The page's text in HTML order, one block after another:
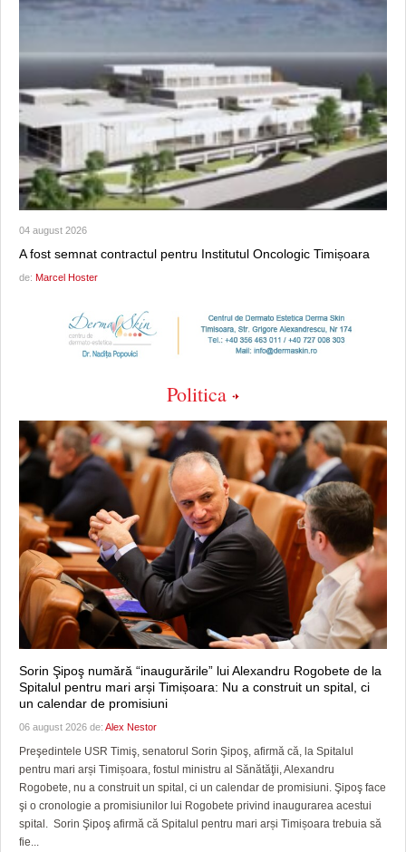
04 august 2026
A fost semnat contractul pentru Institutul Oncologic Timișoara
de: Marcel Hoster
Politica
Sorin Şipoş numără “inaugurările” lui Alexandru Rogobete de la
Spitalul pentru mari arși Timișoara: Nu a construit un spital, ci
un calendar de promisiuni
06 august 2026 de: Alex Nestor
Preşedintele USR Timiş, senatorul Sorin Şipoş, afirmă că, la Spitalul
pentru mari arși Timișoara, fostul ministru al Sănătăţii, Alexandru
Rogobete, nu a construit un spital, ci un calendar de promisiuni. Şipoş face
şi o cronologie a promisiunilor lui Rogobete privind inaugurarea acestui
spital. Sorin Şipoş afirmă că Spitalul pentru mari arși Timișoara trebuia să
fie...